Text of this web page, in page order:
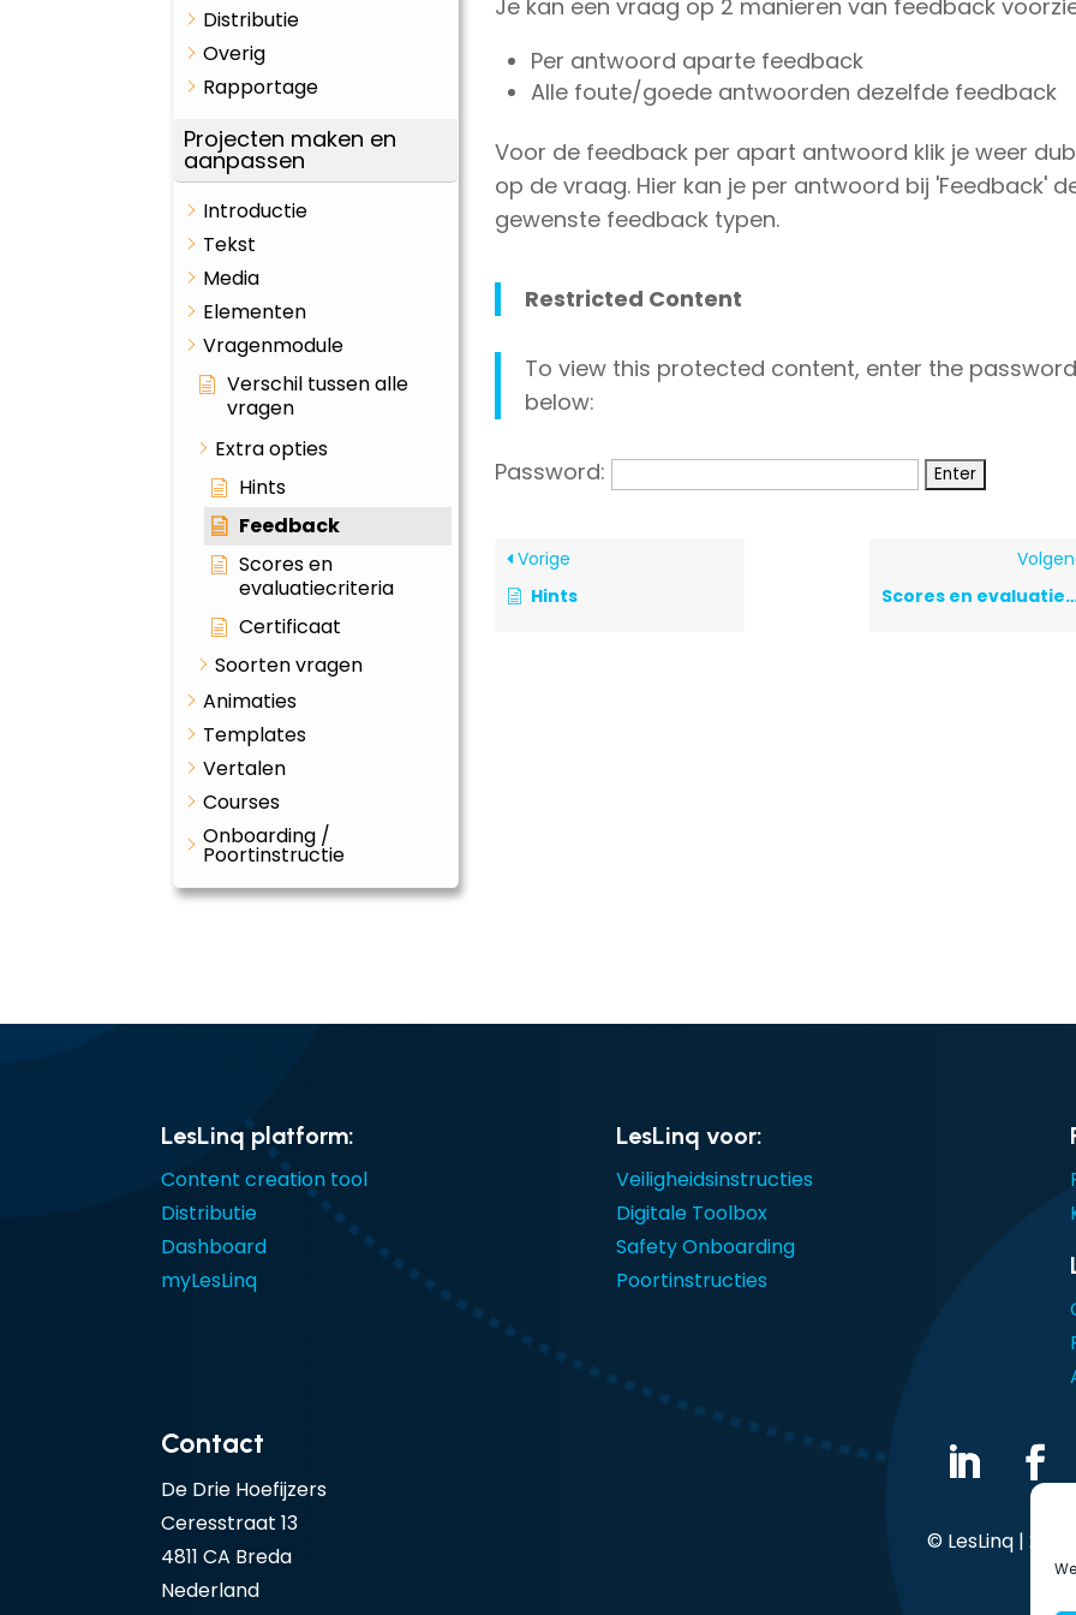
Distributie
Overig
Rapportage
Projecten maken en
aanpassen
Introductie
Tekst
Media
Elementen
Vragenmodule
Verschil tussen alle
vragen
Extra opties
Hints
Feedback
Scores en
evaluatiecriteria
Certificaat
Soorten vragen
Animaties
Templates
Vertalen
Courses
Onboarding /
Poortinstructie
Je kan een vraag op 2 manieren van feedback
Per antwoord aparte feedback
Alle foute/goede antwoorden dezelfde feedback
Voor de feedback per apart antwoord klik je weer
op de vraag. Hier kan je per antwoord bij 'Feedback'
gewenste feedback typen.
Restricted Content
To view this protected content, enter the password
below:
Password:
Vorige
Hints
Scores en
LesLinq platform:
Content creation tool
Distributie
Dashboard
myLesLinq
LesLinq voor:
Veiligheidsinstructies
Digitale Toolbox
Safety Onboarding
Poortinstructies
Contact
De Drie Hoefijzers
Ceresstraat 13
4811 CA Breda
Nederland
© LesLinq | 2026